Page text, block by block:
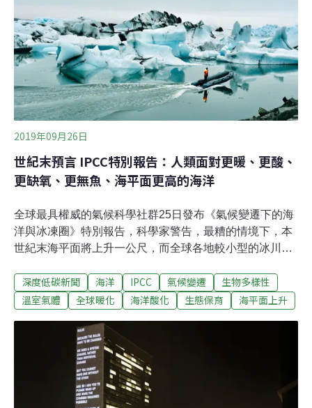
低碳競爭對手更好、更便宜或更快。路透社報導，該報告
計算自2009年以來，全球核子反應爐的平均建造時間將近
10年，遠超過世界核能協會（WNA）提出的5～8.5年。
2019年09月26日
世紀末預言 IPCC特別報告：人類面對更暖、更酸、
更缺氧、更無魚、海平面更高的海洋
全球最具權威的氣候科學社群25日發布《氣候變遷下的海
洋與冰凍圈》特別報告，科學家警告，最糟的情境下，本
世紀末海平面將上升一公尺，而全球各地較小型的冰川，
加。學者提醒，面對氣候危機對人居環境的衝擊，無法再
仰賴傳統的工程做法，人們如何「調適」、提高「韌
遷委員會（IPCC）的報告，向來是氣候變遷資訊的權威來
源，也是國際社會理解氣候變遷和相關問題的基礎。IPCC
20~23日在摩納哥召開第51次會議，並於25日發布
《SROCC特別報告》（Special Report on the Ocean and
Cryosphere in a Changing Climate），匯集了大量科學證
深度低碳新聞 海洋 IPCC 氣候變遷
生物多樣性
溫室氣體
全球暖化 海洋酸化 生態保育 海平面上升